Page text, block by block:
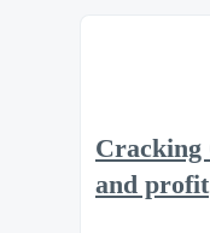
Cracking
and profit